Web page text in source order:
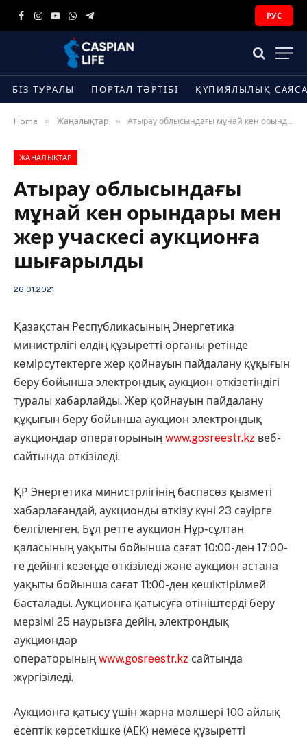
Facebook
Instagram
YouTube
WhatsApp
Telegram
РУС
БІЗ ТУРАЛЫ ПОРТАЛ ТӘРТІБІ ҚҰПИЯЛЫЛЫҚ
Home » Жаңалықтар » Атырау облысындағы мұнай кен орындары мен жер учаскесі аукционға шығарылды
ЖАҢАЛЫҚТАР
Атырау облысындағы
мұнай кен орындары мен
жер учаскесі аукционға
шығарылды
26.01.2021
Қазақстан Республикасының Энергетика
министрлігі елдің құзыретті органы ретінде
көмірсутектерге жер қойнауын пайдалану құқығын
беру бойынша электрондық аукцион өткізетіндігі
туралы хабарлайды. Жер қойнауын пайдалану
құқығын беру бойынша аукцион электрондық
аукциондар операторының www.gosreestr.kz веб-
сайтында өткізіледі.
ҚР Энергетика министрлігінің баспасөз қызметі
хабарлағандай, аукционды өткізу күні 23 сәуірге
белгіленген. Бұл ретте аукцион Нұр-сұлтан
қаласының уақыты бойынша сағат 10:00-ден 17:00-
ге дейінгі кезеңде өткізіледі және аукцион астана
уақыты бойынша сағат 11:00-ден кешіктірілмей
басталады. Аукционға қатысуға өтініштерді беру
мерзімі 25 наурызға дейін, электрондық
аукциондар
операторының www.gosreestr.kz сайтында
жүргізіледі.
Аукционға қатысу үшін жарна мөлшері 100 айлық
есептік көрсеткішке (АЕК) немесе құзыретті